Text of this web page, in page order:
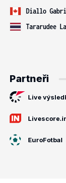
Diallo
Tararudee
Partneři
Live
EuroFotbal